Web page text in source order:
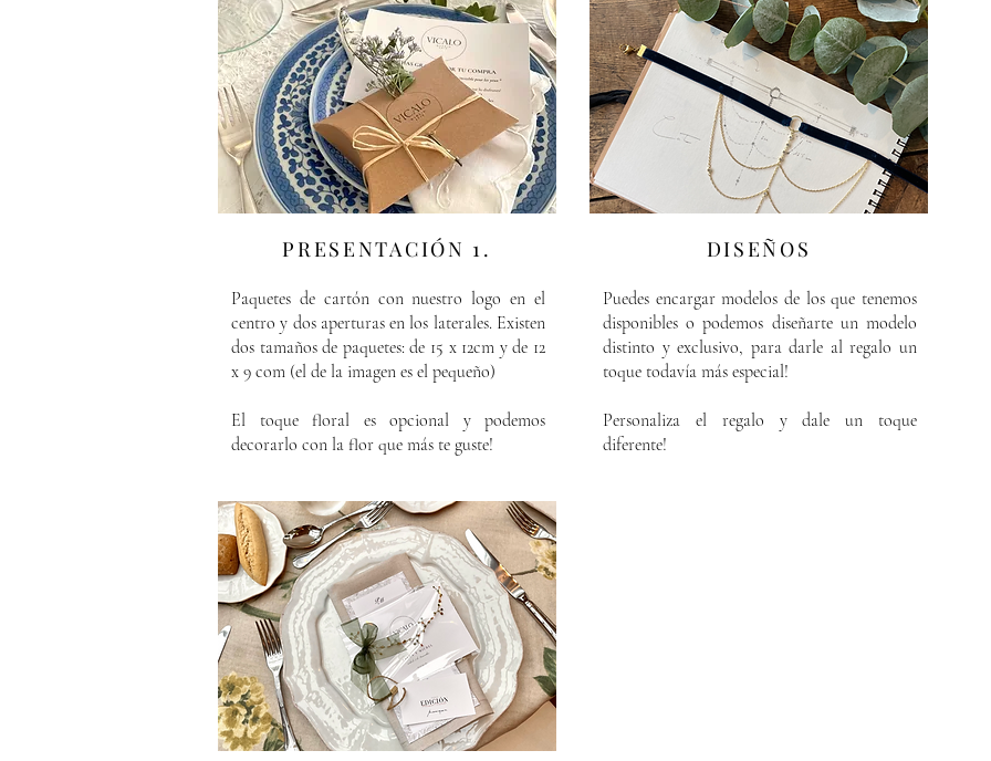
PRESENTACIÓN 1.
Paquetes de cartón con nuestro logo en el
centro y dos aperturas en los laterales. Existen
dos tamaños de paquetes: de 15 x 12cm y de 12
x 9 com (el de la imagen es el pequeño)
El toque floral es opcional y podemos
decorarlo con la flor que más te guste!
DISEÑOS
Puedes encargar modelos de los que tenemos
disponibles o podemos diseñarte un modelo
distinto y exclusivo, para darle al regalo un
toque todavía más especial!
Personaliza el regalo y dale un toque
diferente!